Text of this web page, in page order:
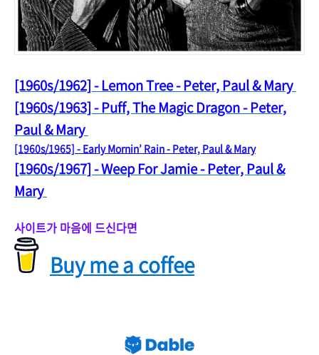
[1960s/1962] - Lemon Tree - Peter, Paul & Mary
[1960s/1963] - Puff, The Magic Dragon - Peter,
Paul & Mary
[1960s/1965] - Early Mornin’ Rain - Peter, Paul & Mary
[1960s/1967] - Weep For Jamie - Peter, Paul &
Mary
사이트가 마음에 드신다면
Buy me a coffee